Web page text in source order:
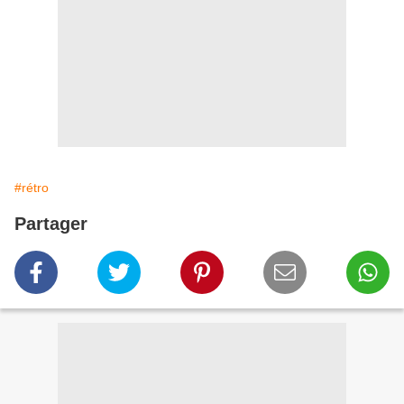
#rétro
Partager